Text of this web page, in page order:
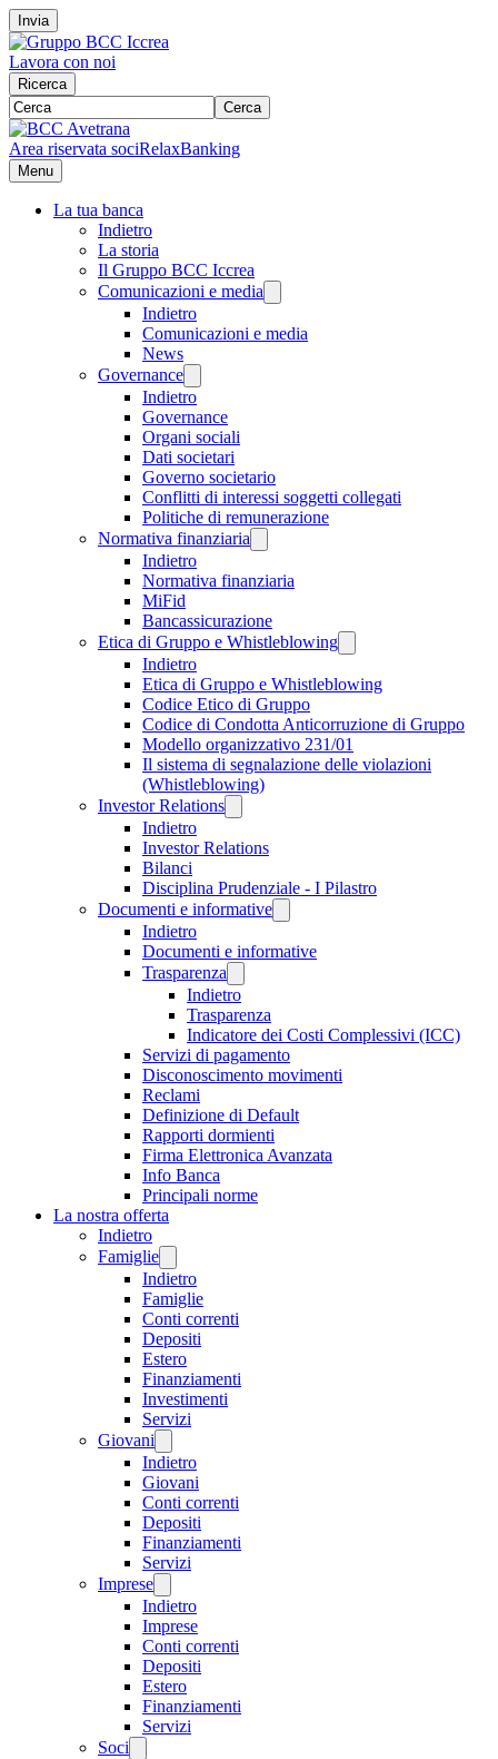
Invia
Lavora con noi
Ricerca
Cerca
Area riservata sociRelaxBanking
Menu
La tua banca
Indietro
La storia
Il Gruppo BCC Iccrea
Comunicazioni e media
Indietro
Comunicazioni e media
News
Governance
Indietro
Governance
Organi sociali
Dati societari
Governo societario
Conflitti di interessi soggetti collegati
Politiche di remunerazione
Normativa finanziaria
Indietro
Normativa finanziaria
MiFid
Bancassicurazione
Etica di Gruppo e Whistleblowing
Indietro
Etica di Gruppo e Whistleblowing
Codice Etico di Gruppo
Codice di Condotta Anticorruzione di Gruppo
Modello organizzativo 231/01
Il sistema di segnalazione delle violazioni
(Whistleblowing)
Investor Relations
Indietro
Investor Relations
Bilanci
Disciplina Prudenziale - I Pilastro
Documenti e informative
Indietro
Documenti e informative
Trasparenza
Indietro
Trasparenza
Indicatore dei Costi Complessivi (ICC)
Servizi di pagamento
Disconoscimento movimenti
Reclami
Definizione di Default
Rapporti dormienti
Firma Elettronica Avanzata
Info Banca
Principali norme
La nostra offerta
Indietro
Famiglie
Indietro
Famiglie
Conti correnti
Depositi
Estero
Finanziamenti
Investimenti
Servizi
Giovani
Indietro
Giovani
Conti correnti
Depositi
Finanziamenti
Servizi
Imprese
Indietro
Imprese
Conti correnti
Depositi
Estero
Finanziamenti
Servizi
Soci